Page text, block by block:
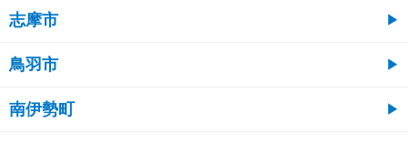
志摩市
鳥羽市
南伊勢町